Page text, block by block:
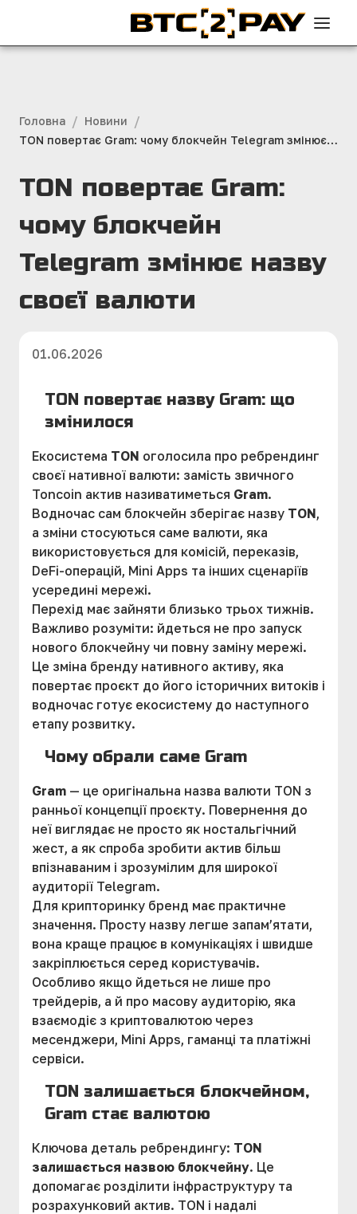
Головна / Новини /
TON повертає Gram: чому блокчейн Telegram змінює
TON повертає Gram:
чому блокчейн
Telegram змінює назву
своєї валюти
01.06.2026
TON повертає назву Gram: що
змінилося
Екосистема TON оголосила про ребрендинг
своєї нативної валюти: замість звичного
Toncoin актив називатиметься Gram.
Водночас сам блокчейн зберігає назву TON,
а зміни стосуються саме валюти, яка
використовується для комісій, переказів,
DeFi-операцій, Mini Apps та інших сценаріїв
усередині мережі.
Перехід має зайняти близько трьох тижнів.
Важливо розуміти: йдеться не про запуск
нового блокчейну чи повну заміну мережі.
Це зміна бренду нативного активу, яка
повертає проєкт до його історичних витоків і
водночас готує екосистему до наступного
етапу розвитку.
Чому обрали саме Gram
Gram — це оригінальна назва валюти TON з
ранньої концепції проєкту. Повернення до
неї виглядає не просто як ностальгічний
жест, а як спроба зробити актив більш
впізнаваним і зрозумілим для широкої
аудиторії Telegram.
Для крипторинку бренд має практичне
значення. Просту назву легше запам’ятати,
вона краще працює в комунікаціях і швидше
закріплюється серед користувачів.
Особливо якщо йдеться не лише про
трейдерів, а й про масову аудиторію, яка
взаємодіє з криптовалютою через
месенджери, Mini Apps, гаманці та платіжні
сервіси.
TON залишається блокчейном,
Gram стає валютою
Ключова деталь ребрендингу: TON
залишається назвою блокчейну. Це
допомагає розділити інфраструктуру та
розрахунковий актив. TON і надалі